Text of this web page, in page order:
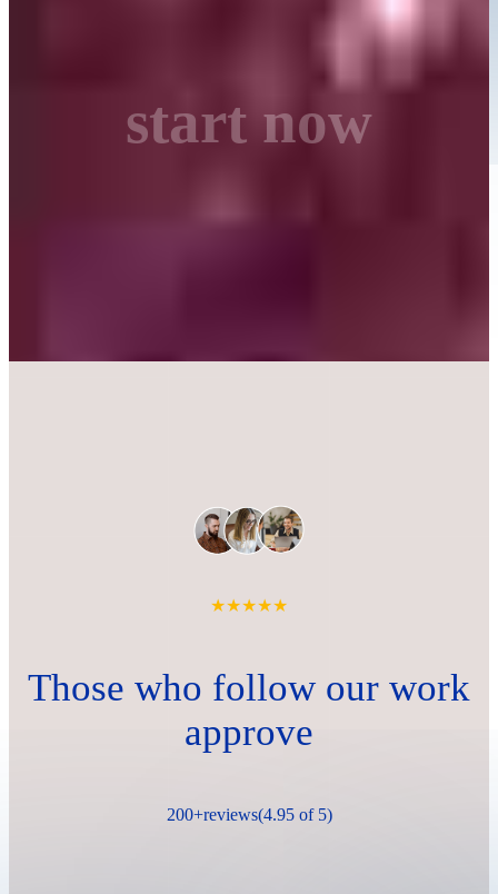
start now
★★★★★
Those who follow our work
approve
200+reviews(4.95 of 5)